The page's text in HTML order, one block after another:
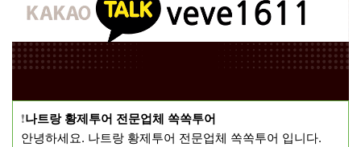
❗️나트랑 황제투어 전문업체 쏙쏙투어
​안녕하세요. 나트랑 황제투어 전문업체 쏙쏙투어 입니다.